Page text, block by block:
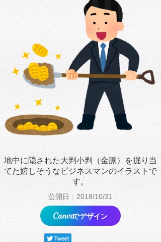
地中に隠された大判小判（金脈）を掘り当
てた嬉しそうなビジネスマンのイラストで
す。
公開日：2018/10/31
でデザイン